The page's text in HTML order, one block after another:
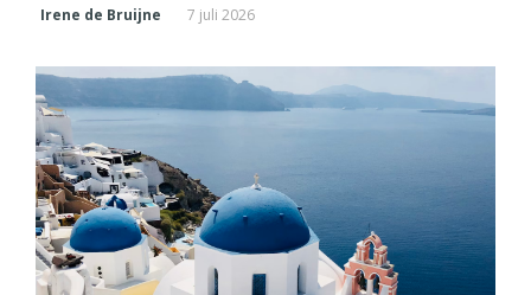
Irene de Bruijne 7 juli 2026